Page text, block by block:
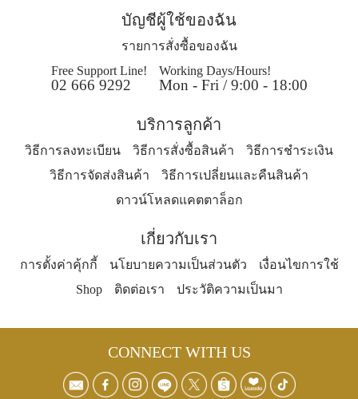
บัญชีผู้ใช้ของฉัน
รายการสั่งซื้อของฉัน
Free Support Line!
02 666 9292
Working Days/Hours!
Mon - Fri / 9:00 - 18:00
บริการลูกค้า
วิธีการลงทะเบียน วิธีการสั่งซื้อสินค้า
วิธีการชำระเงิน
วิธีการจัดส่งสินค้า
วิธีการเปลี่ยนและคืนสินค้า
ดาวน์โหลดแคตตาล็อก
เกี่ยวกับเรา
การตั้งค่าคุ้กกี้ นโยบายความเป็นส่วนตัว
เงื่อนไขการใช้
Shop
ติดต่อเรา ประวัติความเป็นมา
CONNECT WITH US